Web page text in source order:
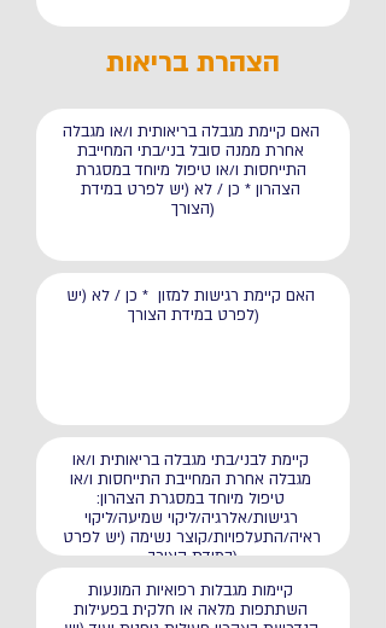
הצהרת בריאות